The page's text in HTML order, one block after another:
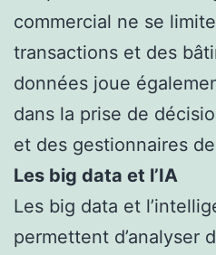
commercial ne se
transactions et des
données joue
dans la prise de
et des gestionnaires
Les big data et l’IA
Les big data et
permettent d’analyser